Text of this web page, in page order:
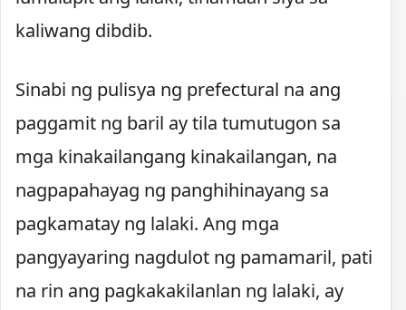
kaliwang dibdib.
Sinabi ng pulisya ng prefectural na ang
paggamit ng baril ay tila tumutugon sa
mga kinakailangang kinakailangan, na
nagpapahayag ng panghihinayang sa
pagkamatay ng lalaki. Ang mga
pangyayaring nagdulot ng pamamaril, pati
na rin ang pagkakakilanlan ng lalaki, ay